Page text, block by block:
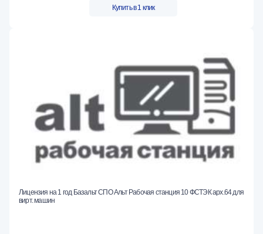
Купить в 1 клик
Лицензия на 1 год Базальт СПО Альт Рабочая станция 10 ФСТЭК арх.64 для
вирт. машин